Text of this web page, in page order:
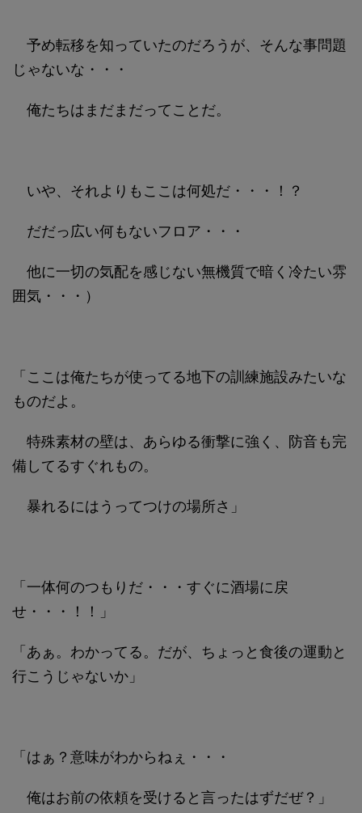
予め転移を知っていたのだろうが、そんな事問題
じゃないな・・・
俺たちはまだまだってことだ。
いや、それよりもここは何処だ・・・！？
だだっ広い何もないフロア・・・
他に一切の気配を感じない無機質で暗く冷たい雰
囲気・・・）
「ここは俺たちが使ってる地下の訓練施設みたいな
ものだよ。
特殊素材の壁は、あらゆる衝撃に強く、防音も完
備してるすぐれもの。
暴れるにはうってつけの場所さ」
「一体何のつもりだ・・・すぐに酒場に戻
せ・・・！！」
「あぁ。わかってる。だが、ちょっと食後の運動と
行こうじゃないか」
「はぁ？意味がわからねぇ・・・
俺はお前の依頼を受けると言ったはずだぜ？」